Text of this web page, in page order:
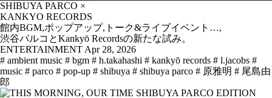
SHIBUYA PARCO ×
KANKYO RECORDS
館内BGM,ポップアップ,トーク&ライブイベント…,
渋谷パルコとKankyō Recordsの新たな試み。
ENTERTAINMENT Apr 28, 2026
# ambient music # bgm # h.takahashi # kankyō records # l.jacobs #
music # parco # pop-up # shibuya # shibuya parco # 原雅明 # 尾島由
郎